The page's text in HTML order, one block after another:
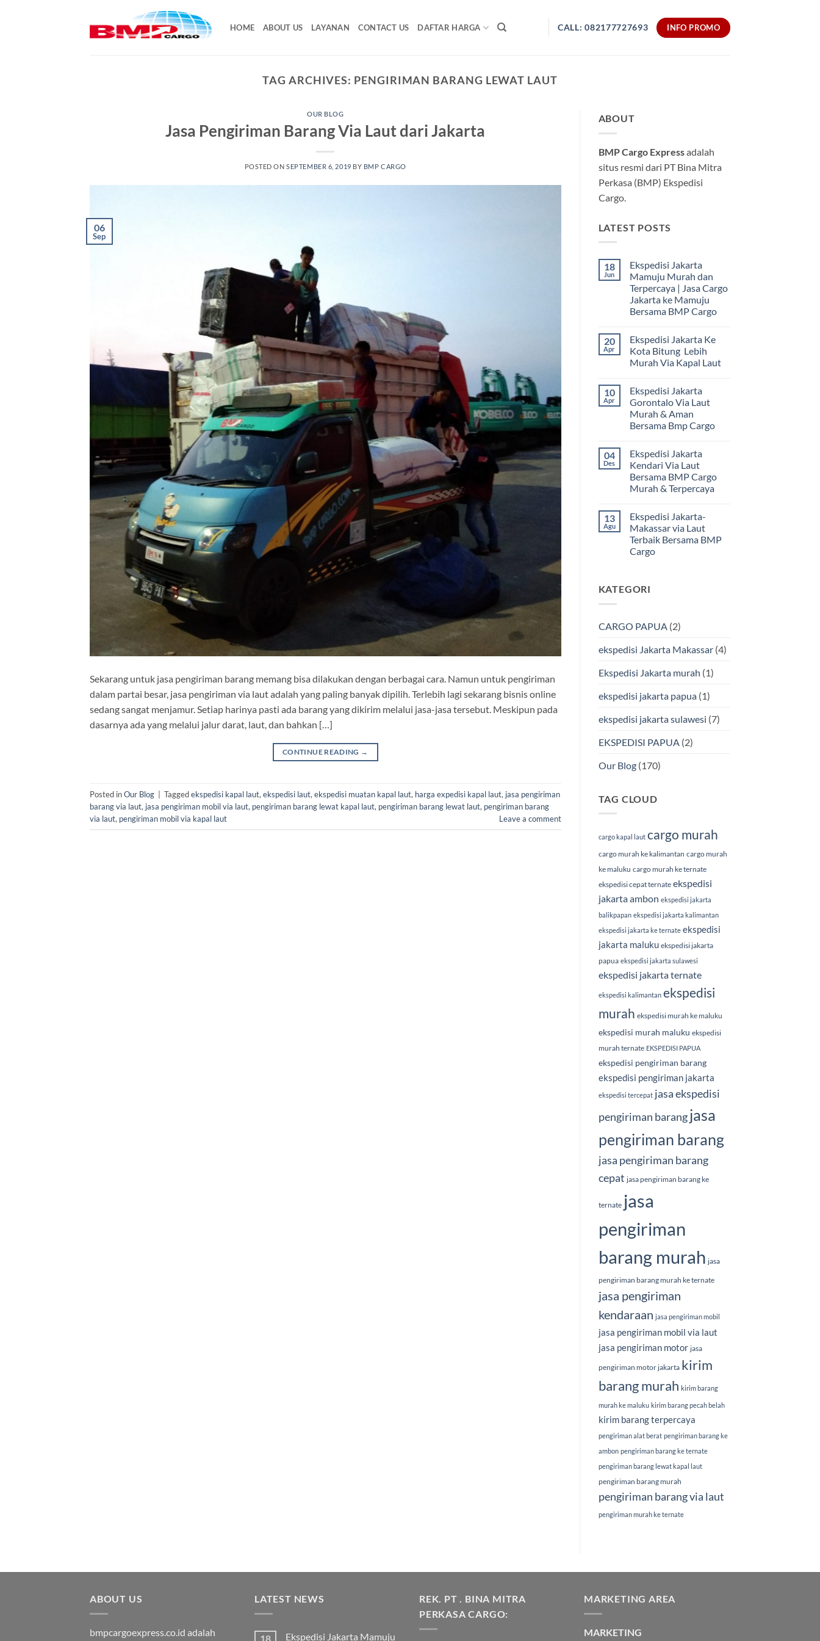
HOME ABOUT US LAYANAN CONTACT US DAFTAR HARGA CALL: 082177727693 INFO PROMO
TAG ARCHIVES: PENGIRIMAN BARANG LEWAT LAUT
OUR BLOG
Jasa Pengiriman Barang Via Laut dari Jakarta
POSTED ONSEPTEMBER 6, 2019 BY BMP CARGO
06
Sep
Sekarang untuk jasa pengiriman barang memang bisa dilakukan dengan berbagai cara. Namun untuk pengiriman
dalam partai besar, jasa pengiriman via laut adalah yang paling banyak dipilih. Terlebih lagi sekarang bisnis online
sedang sangat menjamur. Setiap harinya pasti ada barang yang dikirim melalui jasa-jasa tersebut. Meskipun pada
dasarnya ada yang melalui jalur darat, laut, dan bahkan […]
CONTINUE READING →
Posted inOur Blog Taggedekspedisi kapal laut, ekspedisi laut, ekspedisi muatan kapal laut, harga expedisi kapal laut, jasa pengiriman
barang via laut, jasa pengiriman mobil via laut, pengiriman barang lewat kapal laut, pengiriman barang lewat laut, pengiriman barang
via laut, pengiriman mobil via kapal laut Leave a comment
ABOUT
BMP Cargo Expressadalah
situs resmi dari PT Bina Mitra
Perkasa (BMP) Ekspedisi
Cargo.
LATEST POSTS
18
Jun
Ekspedisi Jakarta
Mamuju Murah dan
Terpercaya | Jasa Cargo
Jakarta ke Mamuju
Bersama BMP Cargo
komentar
pada
Ekspedisi
Jakarta
dan
Terpercaya
|
Jasa
Cargo
Jakarta
Bersama
BMP
Cargo
20
Apr
Ekspedisi Jakarta Ke
Kota Bitung Lebih
Murah Via Kapal Laut
komentar
pada
Ekspedisi
Jakarta
Ke
Kota
Murah
Via
Kapal
Laut
10
Apr
Ekspedisi Jakarta
Gorontalo Via Laut
Murah & Aman
Bersama Bmp Cargo
komentar
pada
Ekspedisi
Jakarta
Gorontalo
Via
&
Aman
Bersama
Bmp
Cargo
04
Des
Ekspedisi Jakarta
Kendari Via Laut
Bersama BMP Cargo
Murah & Terpercaya
komentar
pada
Ekspedisi
Jakarta
Kendari
Via
Cargo
13
Agu
Ekspedisi Jakarta-
Makassar via Laut
Terbaik Bersama BMP
Cargo
pada
Ekspedisi
Laut
BMP
KATEGORI
CARGO PAPUA(2)
ekspedisi Jakarta Makassar(4)
Ekspedisi Jakarta murah (1)
ekspedisi jakarta papua(1)
ekspedisi jakarta sulawesi (7)
EKSPEDISI PAPUA(2)
Our Blog(170)
TAG CLOUD
cargo kapal laut cargo murah
cargo murah ke kalimantan cargo murah
ke maluku cargo murah ke ternate
ekspedisi cepat ternate ekspedisi
jakarta ambon ekspedisi jakarta
balikpapan ekspedisi jakarta kalimantan
ekspedisi jakarta ke ternate ekspedisi
jakarta maluku ekspedisi jakarta
papua ekspedisi jakarta sulawesi
ekspedisi jakarta ternate
ekspedisi kalimantan ekspedisi
murah ekspedisi murah ke maluku
ekspedisi murah maluku ekspedisi
murah ternate EKSPEDISI PAPUA
ekspedisi pengiriman barang
ekspedisi pengiriman jakarta
ekspedisi tercepat jasa ekspedisi
pengiriman barang jasa
pengiriman barang
jasa pengiriman barang
cepat jasa pengiriman barang ke
ternate jasa
pengiriman
barang murah jasa
pengiriman barang murah ke ternate
jasa pengiriman
kendaraan jasa pengiriman mobil
jasa pengiriman mobil via laut
jasa pengiriman motor jasa
pengiriman motor jakarta kirim
barang murah kirim barang
murah ke maluku kirim barang pecah belah
kirim barang terpercaya
pengiriman alat berat pengiriman barang ke
ambon pengiriman barang ke ternate
pengiriman barang lewat kapal laut
pengiriman barang murah
pengiriman barang via laut
pengiriman murah ke ternate
ABOUT US
bmpcargoexpress.co.id adalah
LATEST NEWS
18 Ekspedisi Jakarta Mamuju
REK. PT . BINA MITRA
PERKASA CARGO:
MARKETING AREA
MARKETING